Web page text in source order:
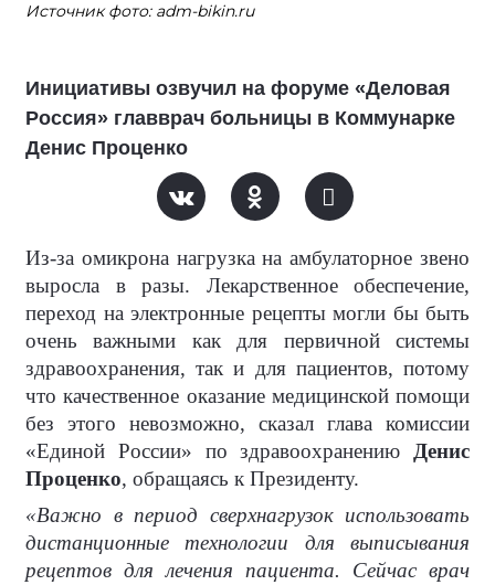
Источник фото: adm-bikin.ru
Инициативы озвучил на форуме «Деловая
Россия» главврач больницы в Коммунарке
Денис Проценко
Из-за омикрона нагрузка на амбулаторное звено
выросла в разы. Лекарственное обеспечение,
переход на электронные рецепты могли бы быть
очень важными как для первичной системы
здравоохранения, так и для пациентов, потому
что качественное оказание медицинской помощи
без этого невозможно, сказал глава комиссии
«Единой России» по здравоохранению Денис
Проценко, обращаясь к Президенту.
«Важно в период сверхнагрузок использовать
дистанционные технологии для выписывания
рецептов для лечения пациента. Сейчас врач